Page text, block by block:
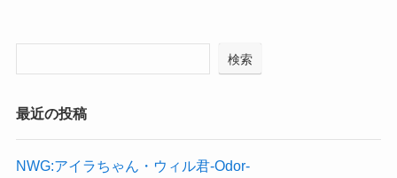
検索
最近の投稿
NWG:アイラちゃん・ウィル君-Odor-